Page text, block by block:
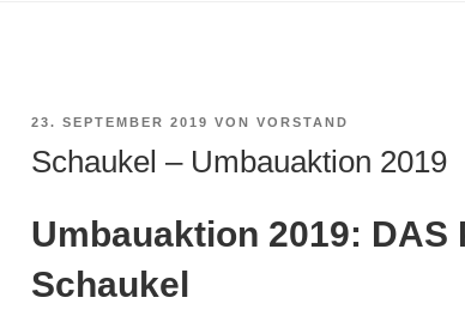
VERÖFFENTLICHT
AM
23. SEPTEMBER 2019 VON VORSTAND
Schaukel – Umbauaktion 2019
Umbauaktion 2019: DAS
Schaukel